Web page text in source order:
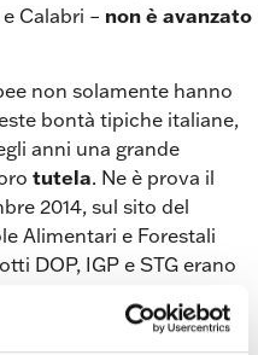
Calabri – non è avanzato
non solamente hanno
bontà tipiche italiane,
anni una grande
tutela. Ne è prova il
2014, sul sito del
Alimentari e Forestali
DOP, IGP e STG erano